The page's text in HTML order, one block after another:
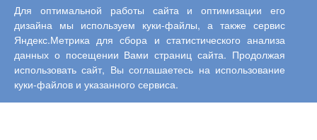
Комментарии(0)
Для оптимальной работы сайта и оптимизации его
дизайна мы используем куки-файлы, а также сервис
Яндекс.Метрика для сбора и статистического анализа
данных о посещении Вами страниц сайта. Продолжая
использовать сайт, Вы соглашаетесь на использование
куки-файлов и указанного сервиса.